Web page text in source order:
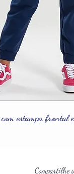
estampa frontal
Compartilhe